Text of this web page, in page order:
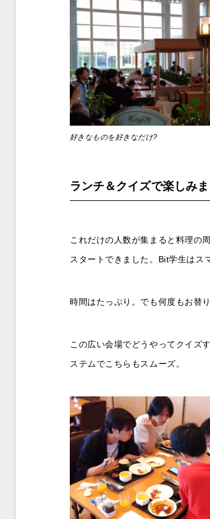
好きなものを好きなだけ?
ランチ＆クイズで楽しみ
これだけの人数が集まると料理の
スタートできました。Bit学生はス
時間はたっぷり。でも何度もお替
この広い会場でどうやってクイズ
ステムでこちらもスムーズ。